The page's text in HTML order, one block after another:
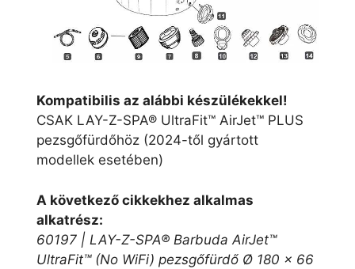
Kompatibilis az alábbi készülékekkel!
CSAK LAY-Z-SPA® UltraFit™ AirJet™ PLUS
pezsgőfürdőhöz (2024-től gyártott
modellek esetében)
A következő cikkekhez alkalmas
alkatrész:
60197 | LAY-Z-SPA® Barbuda AirJet™
UltraFit™ (No WiFi) pezsgőfürdő Ø 180 x 66